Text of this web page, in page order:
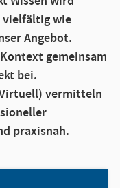
vielfältig wie
Angebot.
gemeinsam
bei.
vermitteln
praxisnah.